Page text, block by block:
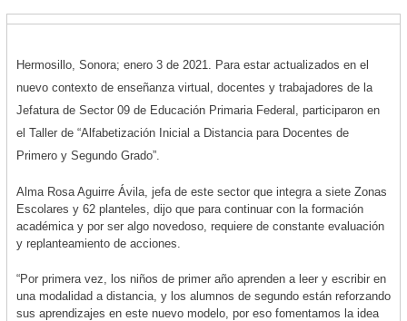
Hermosillo, Sonora; enero 3 de 2021. Para estar actualizados en el
nuevo contexto de enseñanza virtual, docentes y trabajadores de la
Jefatura de Sector 09 de Educación Primaria Federal, participaron en
el Taller de “Alfabetización Inicial a Distancia para Docentes de
Primero y Segundo Grado”.
Alma Rosa Aguirre Ávila, jefa de este sector que integra a siete Zonas
Escolares y 62 planteles, dijo que para continuar con la formación
académica y por ser algo novedoso, requiere de constante evaluación
y replanteamiento de acciones.
“Por primera vez, los niños de primer año aprenden a leer y escribir en
una modalidad a distancia, y los alumnos de segundo están reforzando
sus aprendizajes en este nuevo modelo, por eso fomentamos la idea